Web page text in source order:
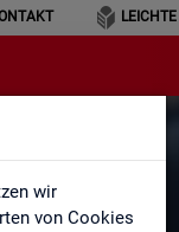
wir
von Cookies